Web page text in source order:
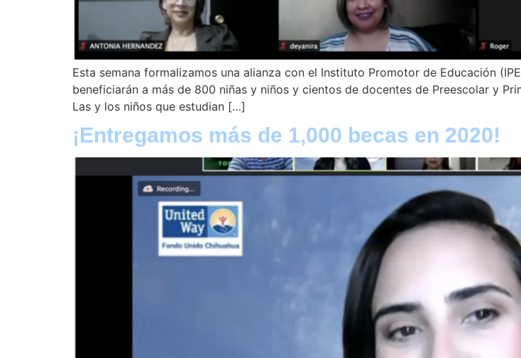
Esta semana formalizamos una alianza con el Instituto Promotor de Educación
beneficiarán a más de 800 niñas y niños y cientos de docentes de Preescolar y
Las y los niños que estudian […]
¡Entregamos más de 1,000 becas en 2020!